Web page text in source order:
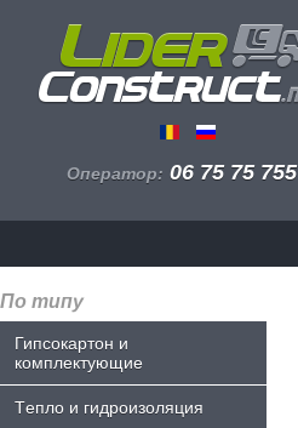
Оператор: 06 75 75 755
По типу
Гипсокартон и
комплектующие
Tепло и гидроизоляция